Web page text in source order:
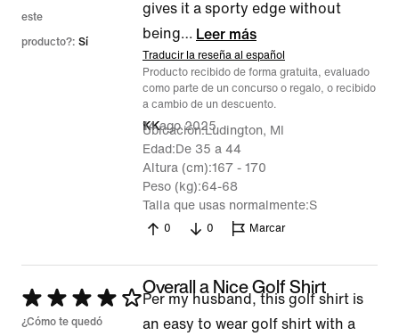
este
producto?: Sí
gives it a sporty edge without
being… Leer más
Traducir la reseña al español
Producto recibido de forma gratuita, evaluado
como parte de un concurso o regalo, o recibido
a cambio de un descuento.
KK
14 ago 2025
Ubicación Ludington, MI
Edad De 35 a 44
Altura (cm) 167 - 170
Peso (kg) 64-68
Talla que usas normalmente S
0 0 Marcar
Se
calificó
¿Cómo te quedó
Overall a Nice Golf Shirt
Per my husband, this golf shirt is
an easy to wear golf shirt with a